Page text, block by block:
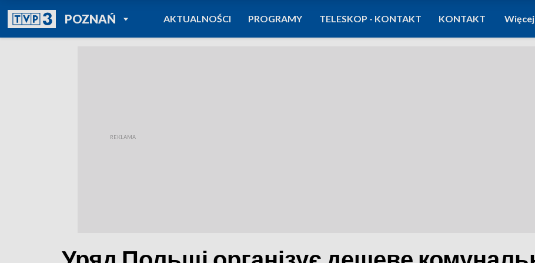
POZNAŃPOWRÓT DO
TVP REGIONY
AKTUALNOŚCI PROGRAMY TELESKOP - KONTAKT KONTAKT Więcej